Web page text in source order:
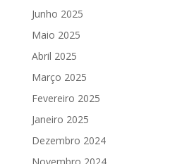
Junho 2025
Maio 2025
Abril 2025
Março 2025
Fevereiro 2025
Janeiro 2025
Dezembro 2024